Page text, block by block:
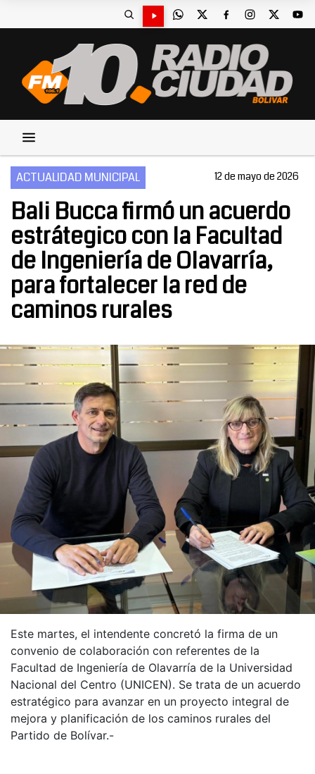
ACTUALIDAD MUNICIPAL 12 de mayo de 2026
Bali Bucca firmó un acuerdo
estrátegico con la Facultad
de Ingeniería de Olavarría,
para fortalecer la red de
caminos rurales
Este martes, el intendente concretó la firma de un
convenio de colaboración con referentes de la
Facultad de Ingeniería de Olavarría de la Universidad
Nacional del Centro (UNICEN). Se trata de un acuerdo
estratégico para avanzar en un proyecto integral de
mejora y planificación de los caminos rurales del
Partido de Bolívar.-